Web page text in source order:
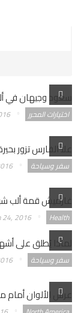
سعود وجيهان في
اختيارات المحرر
علا الفارس تزور
سفر وسياحة
غارميش قمة ألب
Health
24, 2016
لماذا يُطلق على
سفر وسياحة
عرس الألوان أمام